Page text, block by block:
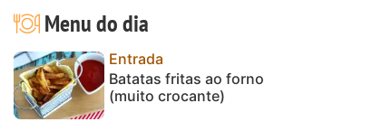
Menu do dia
Entrada
Batatas fritas ao forno
(muito crocante)